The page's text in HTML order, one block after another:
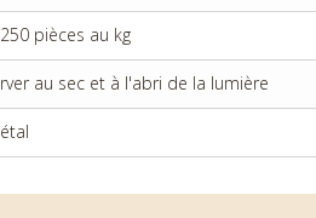
pièces au kg
au sec et à l'abri de la lumière